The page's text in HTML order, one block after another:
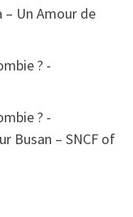
– Un Amour de
? -
? -
Busan – SNCF of